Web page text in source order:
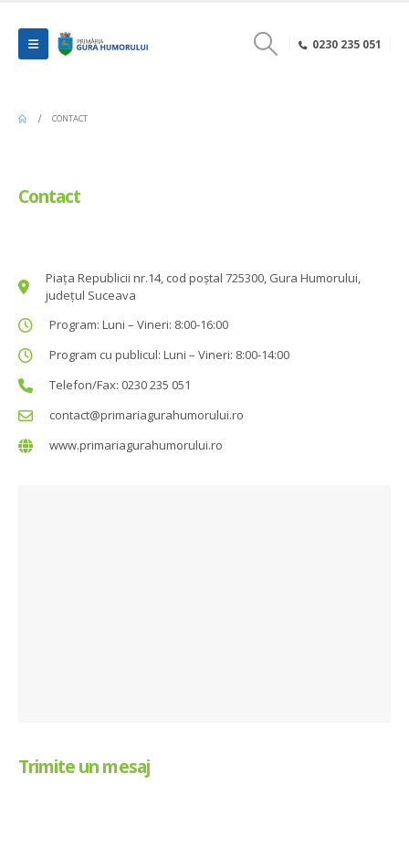
0230 235 051
CONTACT
Contact
Piața Republicii nr.14, cod poștal 725300, Gura Humorului,
județul Suceava
Program: Luni – Vineri: 8:00-16:00
Program cu publicul: Luni – Vineri: 8:00-14:00
Telefon/Fax: 0230 235 051
contact@primariagurahumorului.ro
www.primariagurahumorului.ro
Trimite un mesaj